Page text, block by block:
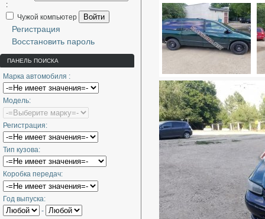
:
Чужой компьютер
Войти
Регистрация
Восстановить пароль
ПАНЕЛЬ ПОИСКА
Марка автомобиля :
Модель:
Регистрация:
Тип кузова:
Коробка передач:
Год выпуска:
-